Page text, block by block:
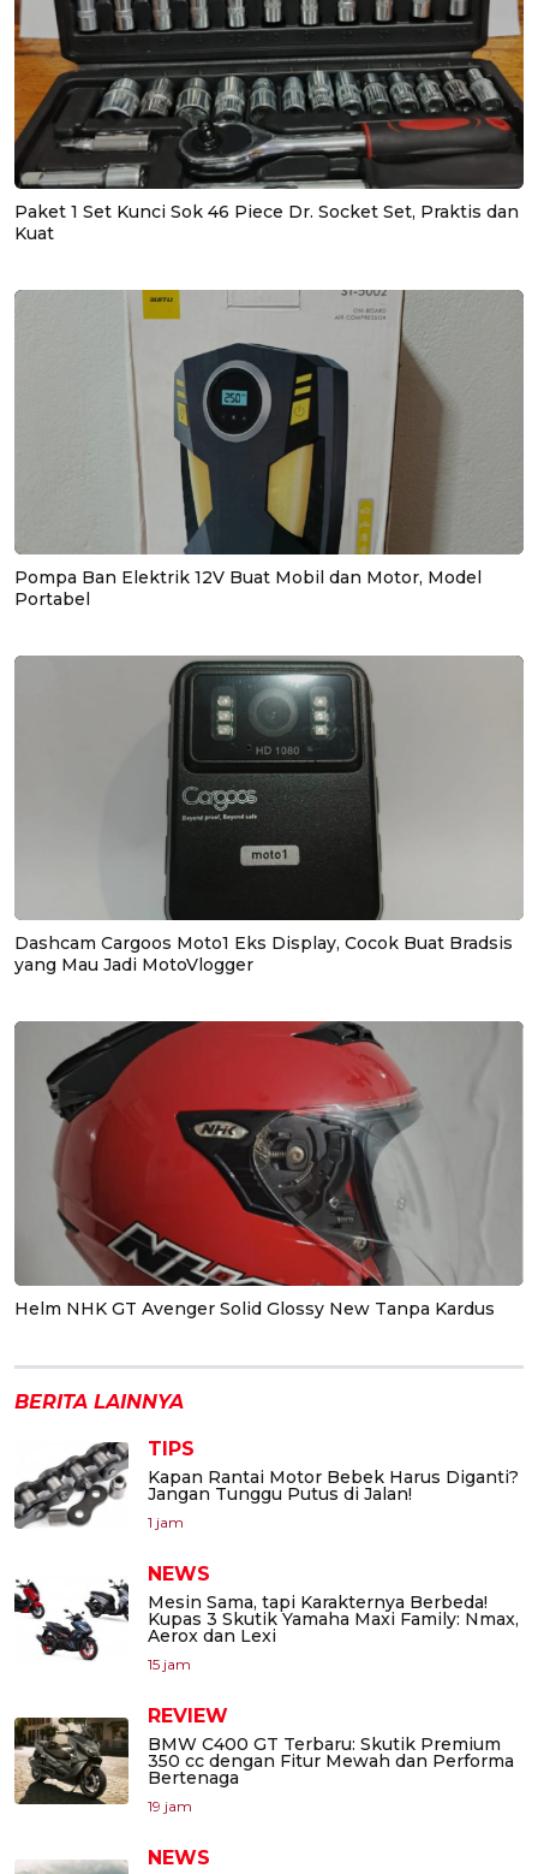
Paket 1 Set Kunci Sok 46 Piece Dr. Socket Set, Praktis dan
Kuat
Pompa Ban Elektrik 12V Buat Mobil dan Motor, Model
Portabel
Dashcam Cargoos Moto1 Eks Display, Cocok Buat Bradsis
yang Mau Jadi MotoVlogger
Helm NHK GT Avenger Solid Glossy New Tanpa Kardus
BERITA LAINNYA
TIPS
Kapan Rantai Motor Bebek Harus Diganti?
Jangan Tunggu Putus di Jalan!
1 jam
NEWS
Mesin Sama, tapi Karakternya Berbeda!
Kupas 3 Skutik Yamaha Maxi Family: Nmax,
Aerox dan Lexi
15 jam
REVIEW
BMW C400 GT Terbaru: Skutik Premium
350 cc dengan Fitur Mewah dan Performa
Bertenaga
19 jam
NEWS